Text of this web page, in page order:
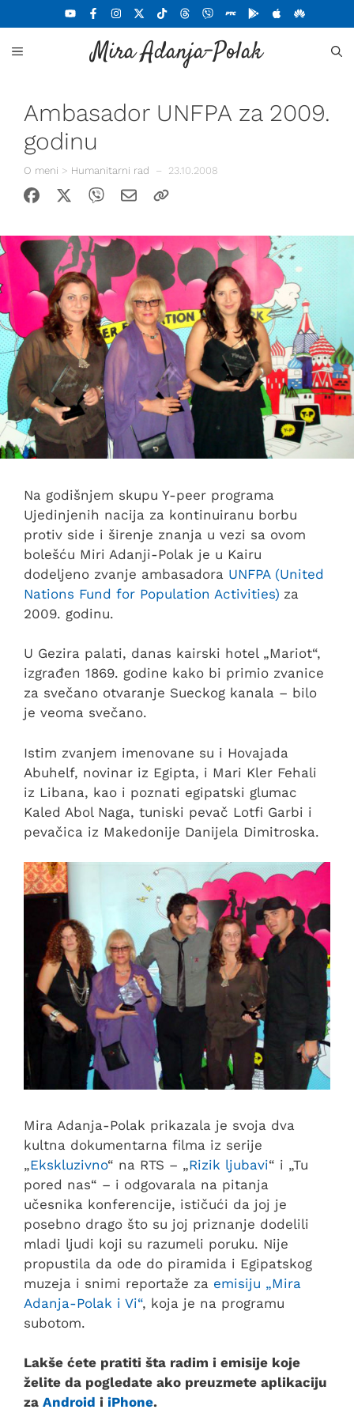
na
sadržaj
Mira Adanja-Polak
MENU
Ambasador UNFPA za 2009.
godinu
O meni > Humanitarni rad – 23.10.2008
Na godišnjem skupu Y-peer programa
Ujedinjenih nacija za kontinuiranu borbu
protiv side i širenje znanja u vezi sa ovom
bolešću Miri Adanji-Polak je u Kairu
dodeljeno zvanje ambasadora UNFPA (United
Nations Fund for Population Activities) za
2009. godinu.
U Gezira palati, danas kairski hotel „Mariot“,
izgrađen 1869. godine kako bi primio zvanice
za svečano otvaranje Sueckog kanala – bilo
je veoma svečano.
Istim zvanjem imenovane su i Hovajada
Abuhelf, novinar iz Egipta, i Mari Kler Fehali
iz Libana, kao i poznati egipatski glumac
Kaled Abol Naga, tuniski pevač Lotfi Garbi i
pevačica iz Makedonije Danijela Dimitroska.
Mira Adanja-Polak prikazala je svoja dva
kultna dokumentarna filma iz serije
„Ekskluzivno“ na RTS – „Rizik ljubavi“ i „Tu
pored nas“ – i odgovarala na pitanja
učesnika konferencije, ističući da joj je
posebno drago što su joj priznanje dodelili
mladi ljudi koji su razumeli poruku. Nije
propustila da ode do piramida i Egipatskog
muzeja i snimi reportaže za emisiju „Mira
Adanja-Polak i Vi“, koja je na programu
subotom.
Lakše ćete pratiti šta radim i emisije koje
želite da pogledate ako preuzmete aplikaciju
za Android i iPhone.